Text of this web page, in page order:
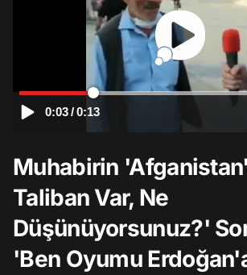
0:03/0:13
Muhabirin
Taliban Var, Ne
Düşünüyorsunuz?'
'Ben Oyumu